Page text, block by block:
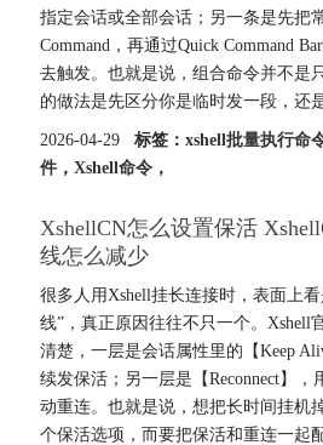
指定会话或全部会话；另一条是先把
Command，再通过Quick Command
去触发。也就是说，组合命令并不是
的做法是先区分你是临时发一段，还
2026-04-29 标签： xshell批量执行命
件， Xshell命令，
XshellCN怎么设置保活
线怎么减少
很多人用Xshell挂长连接时，表面上
线”，真正原因往往不只一个。Xshell
清楚，一层是会话属性里的【Keep
续发保活；另一层是【Reconnect】
动重连。也就是说，想把长时间挂机
个保活选项，而要把保活和重连一起配